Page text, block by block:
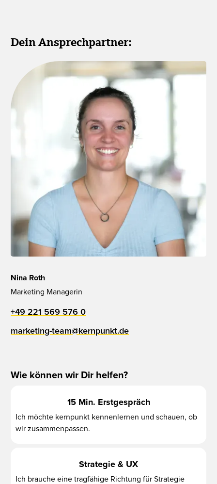
Dein Ansprechpartner:
Nina Roth
Marketing Managerin
+49 221 569 576 0
marketing-team@kernpunkt.de
Wie können wir Dir helfen?
15 Min. Erstgespräch
Ich möchte kernpunkt kennenlernen und schauen, ob
wir zusammenpassen.
Strategie & UX
Ich brauche eine tragfähige Richtung für Strategie